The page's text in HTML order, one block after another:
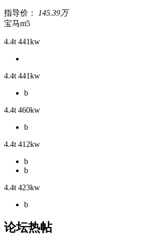
指导价：
145.39万
宝马m5
4.4t 441kw
4.4t 441kw
b
4.4t 460kw
b
4.4t 412kw
b
b
4.4t 423kw
b
论坛热帖